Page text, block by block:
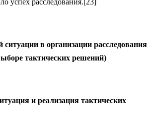
успех расследования.[23]
ситуации в организации расследования
тактических решений)
и реализация тактических